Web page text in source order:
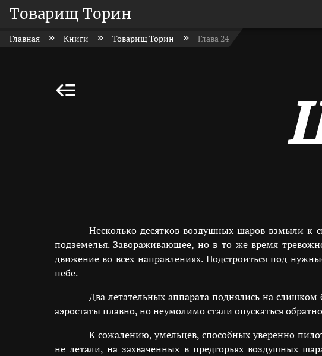
Товарищ Торин
Главная Книги Товарищ Торин Глава 24
Несколько десятков воздушных шаров взмыли к
подземелья. Завораживающее, но в то же время
движение во всех направлениях. Подстроиться под
небе.
Два летательных аппарата поднялись на
аэростаты плавно, но неумолимо стали опускаться
К сожалению, умельцев, способных уверенно
не летали, на захваченных в предгорьях воздушных